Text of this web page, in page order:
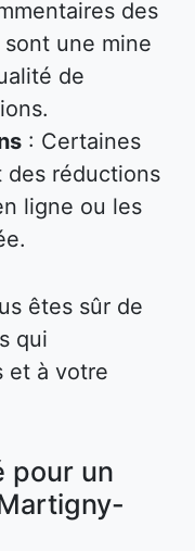
des
une mine
de
: Certaines
des réductions
ligne ou les
êtes sûr de
qui
et à votre
pour un